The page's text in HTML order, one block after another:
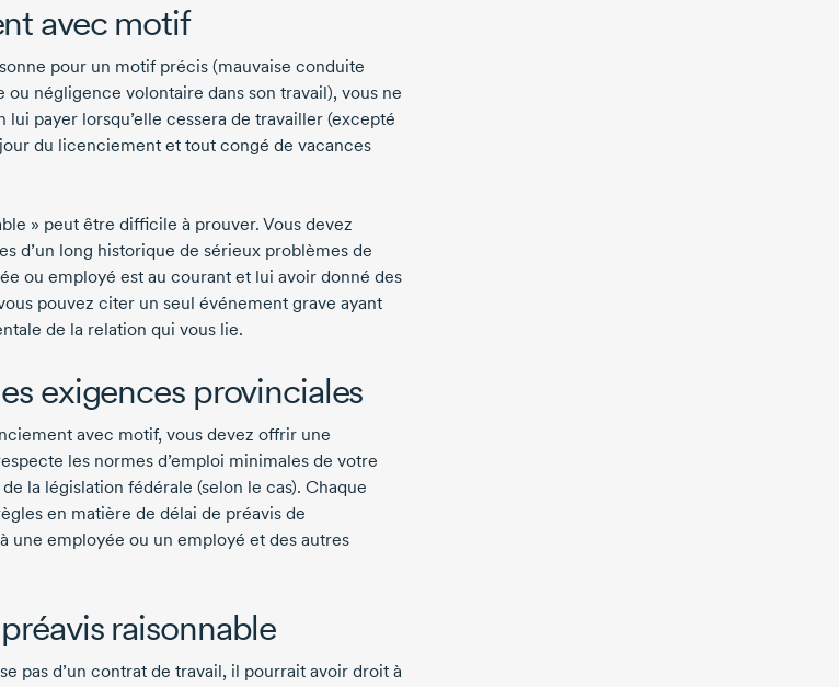
avec motif
pour un motif précis (mauvaise conduite
ou négligence volontaire dans son travail), vous ne
payer lorsqu’elle cessera de travailler (excepté
jour du licenciement et tout congé de vacances
» peut être difficile à prouver. Vous devez
d’un long historique de sérieux problèmes de
ou employé est au courant et lui avoir donné des
pouvez citer un seul événement grave ayant
de la relation qui vous lie.
exigences provinciales
avec motif, vous devez offrir une
les normes d’emploi minimales de votre
la législation fédérale (selon le cas). Chaque
en matière de délai de préavis de
une employée ou un employé et des autres
raisonnable
pas d’un contrat de travail, il pourrait avoir droit à